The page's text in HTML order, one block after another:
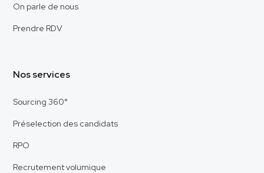
On parle de nous
Prendre RDV
Nos services
Sourcing 360°
Préselection des candidats
RPO
Recrutement volumique